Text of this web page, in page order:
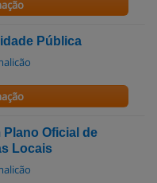
Pública
Oficial de
Locais